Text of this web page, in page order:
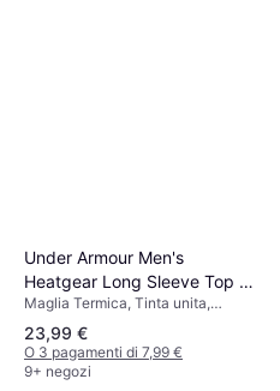
Under Armour Men's
Heatgear Long Sleeve Top -
Midnight Navy/White
Maglia Termica, Tinta unita,
Materiale:
Elastane/Lycra/Spandex,
Poliestere, Elastico,
Compressione, Traspirante
23,99 €
O 3 pagamenti di 7,99 €
9+ negozi